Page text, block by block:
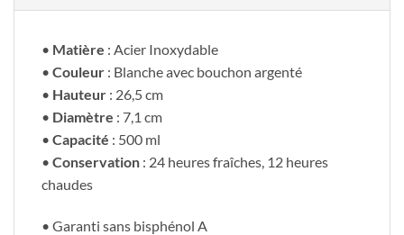
• Matière : Acier Inoxydable
• Couleur : Blanche avec bouchon argenté
• Hauteur : 26,5 cm
• Diamètre : 7,1 cm
• Capacité : 500 ml
• Conservation : 24 heures fraîches, 12 heures
chaudes
• Garanti sans bisphénol A